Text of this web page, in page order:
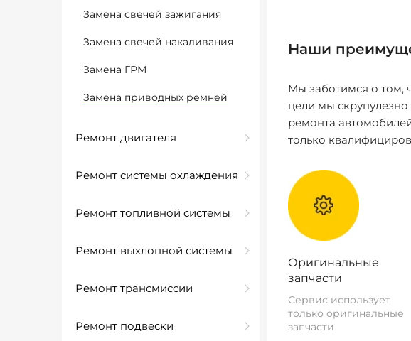
Замена свечей зажигания
Замена свечей накаливания
Замена ГРМ
Замена приводных ремней
Ремонт двигателя
Ремонт системы охлаждения
Ремонт топливной системы
Ремонт выхлопной системы
Ремонт трансмиссии
Ремонт подвески
Наши
Мы заботимся о том,
цели мы
ремонта
только
Оригинальные
запчасти
Сервис использует
только оригинальные
запчасти